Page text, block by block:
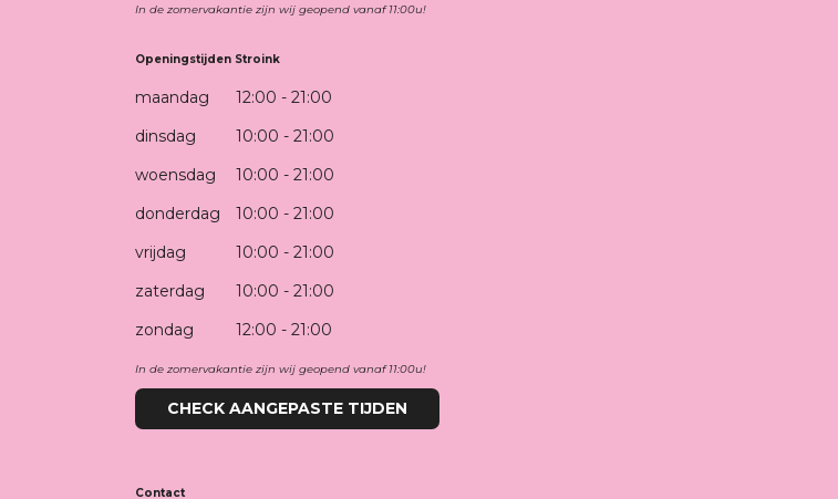
In de zomervakantie zijn wij geopend vanaf 11:00u!
Openingstijden Stroink
maandag
12:00 - 21:00
dinsdag
10:00 - 21:00
woensdag
10:00 - 21:00
donderdag
10:00 - 21:00
vrijdag
10:00 - 21:00
zaterdag
10:00 - 21:00
zondag
12:00 - 21:00
In de zomervakantie zijn wij geopend vanaf 11:00u!
CHECK AANGEPASTE TIJDEN
Contact